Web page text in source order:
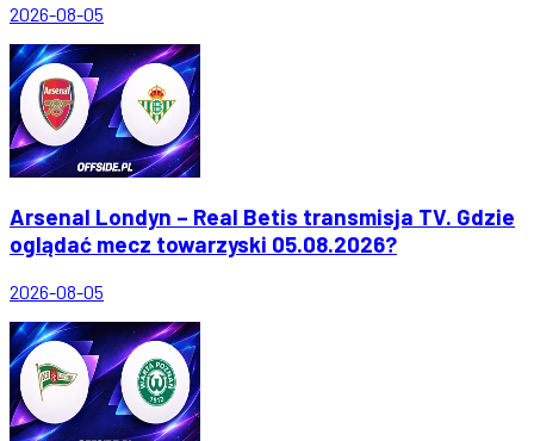
2026-08-05
Arsenal Londyn – Real Betis transmisja TV. Gdzie
oglądać mecz towarzyski 05.08.2026?
2026-08-05